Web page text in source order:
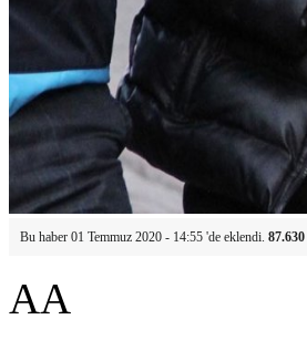
Bu haber 01 Temmuz 2020 - 14:55 'de eklendi. 87.630
AA